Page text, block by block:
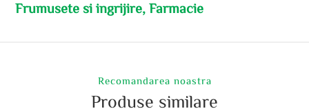
Frumusete si ingrijire, Farmacie
Recomandarea noastra
Produse similare